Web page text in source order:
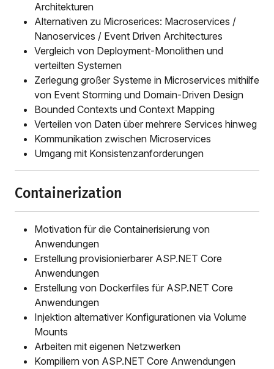
Architekturen
Alternativen zu Microserices: Macroservices /
Nanoservices / Event Driven Architectures
Vergleich von Deployment-Monolithen und
verteilten Systemen
Zerlegung großer Systeme in Microservices mithilfe
von Event Storming und Domain-Driven Design
Bounded Contexts und Context Mapping
Verteilen von Daten über mehrere Services hinweg
Kommunikation zwischen Microservices
Umgang mit Konsistenzanforderungen
Containerization
Motivation für die Containerisierung von
Anwendungen
Erstellung provisionierbarer ASP.NET Core
Anwendungen
Erstellung von Dockerfiles für ASP.NET Core
Anwendungen
Injektion alternativer Konfigurationen via Volume
Mounts
Arbeiten mit eigenen Netzwerken
Kompiliern von ASP.NET Core Anwendungen